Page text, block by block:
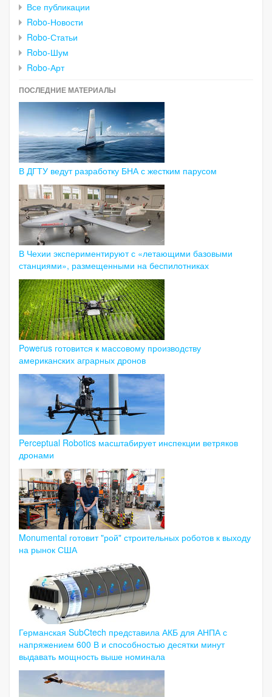
Все публикации
Robo-Новости
Robo-Статьи
Robo-Шум
Robo-Арт
ПОСЛЕДНИЕ МАТЕРИАЛЫ
В ДГТУ ведут разработку БНА с жестким парусом
В Чехии экспериментируют с «летающими базовыми
станциями», размещенными на беспилотниках
Powerus готовится к массовому производству
американских аграрных дронов
Perceptual Robotics масштабирует инспекции ветряков
дронами
Monumental готовит "рой" строительных роботов к выходу
на рынок США
Германская SubCtech представила АКБ для АНПА с
напряжением 600 В и способностью десятки минут
выдавать мощность выше номинала